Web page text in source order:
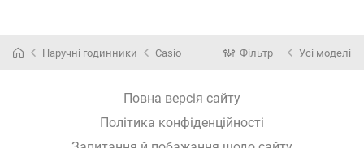
Наручні годинники Casio Фільтр Усі моделі
Повна версія сайту
Політика конфіденційності